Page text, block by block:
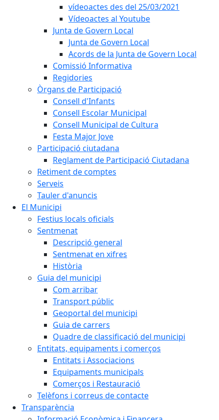
vídeoactes des del 25/03/2021
Vídeoactes al Youtube
Junta de Govern Local
Junta de Govern Local
Acords de la Junta de Govern Local
Comissió Informativa
Regidories
Òrgans de Participació
Consell d'Infants
Consell Escolar Municipal
Consell Municipal de Cultura
Festa Major Jove
Participació ciutadana
Reglament de Participació Ciutadana
Retiment de comptes
Serveis
Tauler d'anuncis
El Municipi
Festius locals oficials
Sentmenat
Descripció general
Sentmenat en xifres
Història
Guia del municipi
Com arribar
Transport públic
Geoportal del municipi
Guia de carrers
Quadre de classificació del municipi
Entitats, equipaments i comerços
Entitats i Associacions
Equipaments municipals
Comerços i Restauració
Telèfons i correus de contacte
Transparència